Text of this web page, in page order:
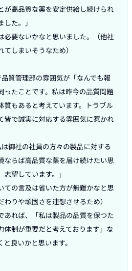
が高品質な薬を安定供給し続けられ
た。」
要ないかなと思いました。（他社
しまいそうなため）
品質管理部の雰囲気が「なんでも報
ったことです。私は昨今の品質問題
質もあると考えています。トラブル
皆で誠実に対応する雰囲気に惹かれ
御社の社員の方々の製品に対する
ならば高品質な薬を届け続けたい思
望しています。」
の言及は省いた方が無難かなと思
りや頑固さを連想させるため）
あれば、「私は製品の品質を保つた
体制が重要だと考えております」な
良いかと思います。